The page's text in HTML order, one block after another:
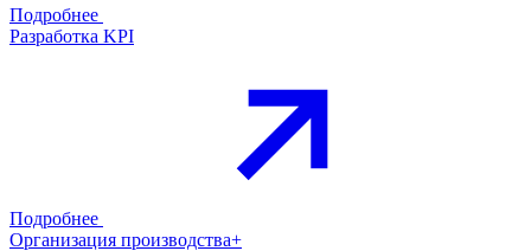
Подробнее
Разработка KPI
Подробнее
Организация производства+